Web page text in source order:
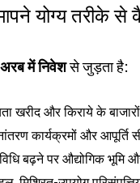
योग्य तरीके
में निवेशसे जुड़ता है:
खरीद और किराये के
कार्यक्रमों और आपूर्ति
बढ़ने पर औद्योगिक